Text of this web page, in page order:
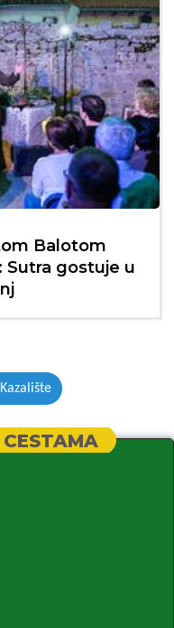
Balotom
Sutra gostuje u